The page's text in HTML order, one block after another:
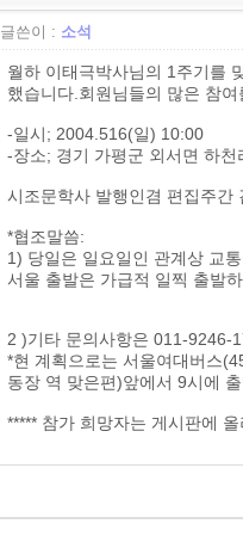
글쓴이 : 소석
월하 이태극박사님의 1주기를
했습니다.회원님들의 많은 참
-일시; 2004.516(일) 10:00
-장소; 경기 가평군 외서면 하천
시조문학사 발행인겸 편집주간
*협조말씀:
1) 당일은 일요일인 관계상 교
서울 출발은 가급적 일찍 출발
2 )기타 문의사항은 011-9246-
*현 계획으로는 서울여대버스
동장 역 맞은편)앞에서 9시에
***** 참가 희망자는 게시판에